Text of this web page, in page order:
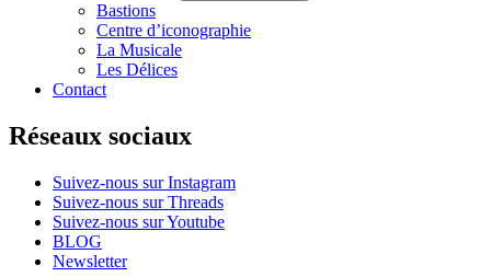
Bastions
Centre d’iconographie
La Musicale
Les Délices
Contact
Réseaux sociaux
Suivez-nous sur Instagram
Suivez-nous sur Threads
Suivez-nous sur Youtube
BLOG
Newsletter